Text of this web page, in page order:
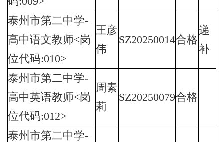
泰州市第二中学-
高中语文教师<岗
位代码:010>
王彦
伟
SZ20250014合格
递
补
泰州市第二中学-
高中英语教师<岗
位代码:012>
周素
莉
SZ20250079合格
泰州市第二中学-